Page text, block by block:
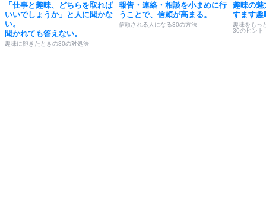
「仕事と趣味、どちらを取れば
いいでしょうか」と人に聞かな
い。
聞かれても答えない。
趣味に飽きたときの30の対処法
報告・連絡・相談を小まめに行
うことで、信頼が高まる。
信頼される人になる30の方法
趣味の魅
すます趣
趣味をもっ
30のヒント